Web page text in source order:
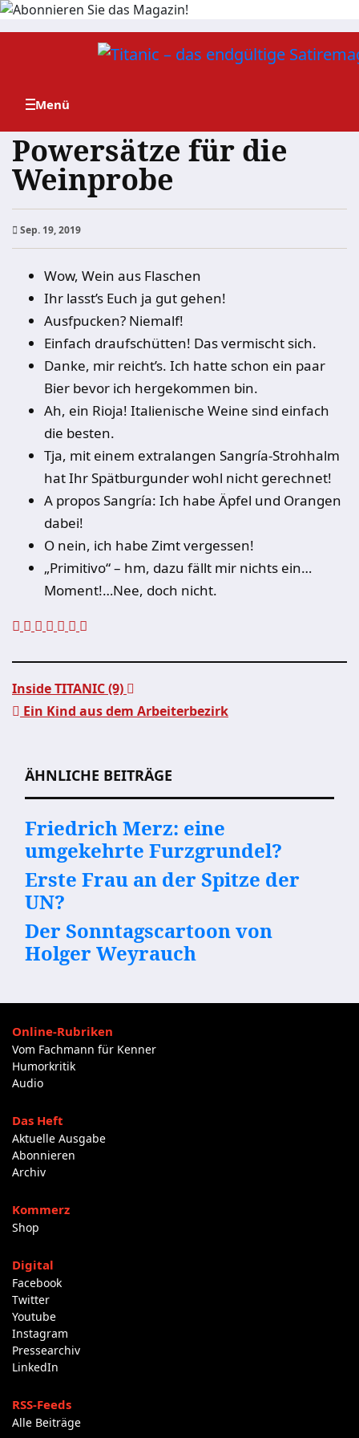
Zum
Powersätze für die
Weinprobe
Sep. 19, 2019
Wow, Wein aus Flaschen
Ihr lasst’s Euch ja gut gehen!
Ausfpucken? Niemalf!
Einfach draufschütten! Das vermischt sich.
Danke, mir reicht’s. Ich hatte schon ein paar
Bier bevor ich hergekommen bin.
Ah, ein Rioja! Italienische Weine sind einfach
die besten.
Tja, mit einem extralangen Sangría-Strohhalm
hat Ihr Spätburgunder wohl nicht gerechnet!
A propos Sangría: Ich habe Äpfel und Orangen
dabei!
O nein, ich habe Zimt vergessen!
„Primitivo“ – hm, dazu fällt mir nichts ein…
Moment!…Nee, doch nicht.
Inside TITANIC (9)
Ein Kind aus dem Arbeiterbezirk
ÄHNLICHE BEITRÄGE
Friedrich Merz: eine
umgekehrte Furzgrundel?
Erste Frau an der Spitze der
UN?
Der Sonntagscartoon von
Holger Weyrauch
Online-Rubriken
Vom Fachmann für Kenner
Humorkritik
Audio
Das Heft
Aktuelle Ausgabe
Abonnieren
Archiv
Kommerz
Shop
Digital
Facebook
Twitter
Youtube
Instagram
Pressearchiv
LinkedIn
RSS-Feeds
Alle Beiträge